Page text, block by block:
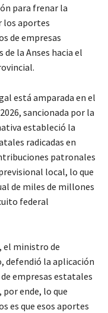
para frenar la
los aportes
de empresas
de la Anses hacia el
está amparada en el
sancionada por la
estableció la
radicadas en
patronales
local, lo que
de miles de millones
federal
el ministro de
defendió la aplicación
empresas estatales
por ende, lo que
es que esos aportes